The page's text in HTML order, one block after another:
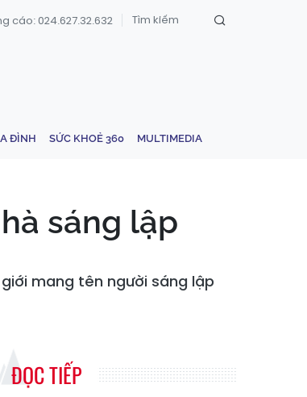
cáo: 024.627.32.632
ĐÌNH SỨC KHOẺ 360 MULTIMEDIA
sáng lập
mang tên người sáng lập
ĐỌC TIẾP